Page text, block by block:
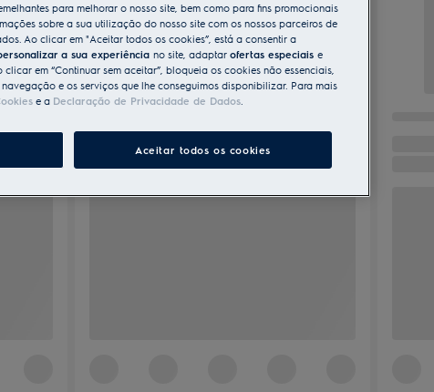
para melhorar o nosso site, bem como para fins promocionais
sobre a sua utilização do nosso site com os nossos parceiros de
Ao clicar em "Aceitar todos os cookies”, está a consentir a
a sua experiência no site, adaptar ofertas especiais e
em “Continuar sem aceitar”, bloqueia os cookies não essenciais,
e os serviços que lhe conseguimos disponibilizar. Para mais
e a Declaração de Privacidade de Dados.
Aceitar todos os cookies